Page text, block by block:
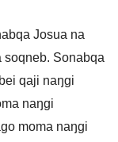
Josua na
soqneb. Sonabqa
qaji naŋgi
naŋgi
moma naŋgi